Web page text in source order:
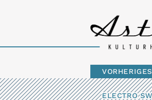
VORHERIGES
ELECTRO